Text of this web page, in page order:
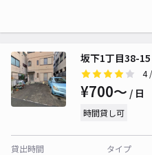
坂下1丁目38-
4/
¥700〜 / 日
時間貸し可
貸出時間
タイプ